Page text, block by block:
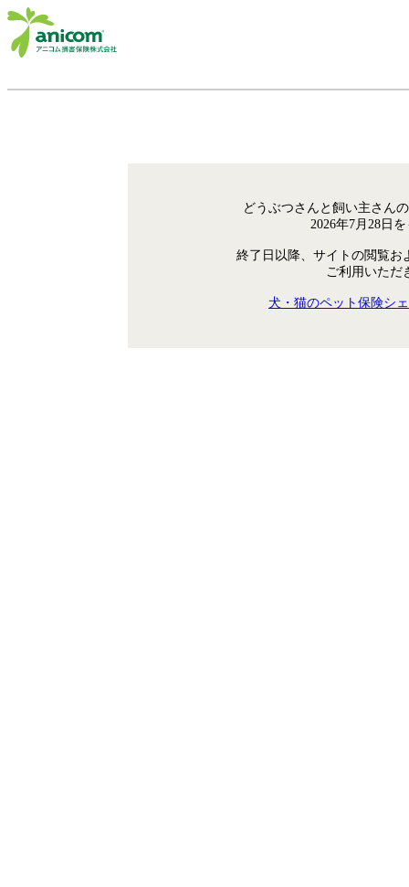
どうぶつさんと飼い主さん
2026年7月28日
終了日以降、サイトの閲覧お
ご利用いただ
犬・猫のペット保険シ